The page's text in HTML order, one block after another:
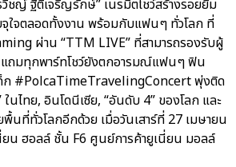
ชญ์ ฐิติเจริญรักษ์” เนรมิตโชว์สร้างรอยยิ้ม
ใจตลอดทั้งงาน พร้อมกับแฟนๆ ทั่วโลก ที่
ผ่าน “TTM LIVE” ที่สามารถรองรับผู้
ถมทุกพาร์ทโชว์ยังตกอารมณ์แฟนๆ ฟิน
ก #PolcaTimeTravelingConcert พุ่งติด
นไทย, อินโดนีเซีย, “อันดับ 4” ของโลก และ
นที่ทั่วโลกอีกด้วย เมื่อวันเสาร์ที่ 27 เมษายน
น ฮอลล์ ชั้น F6 ศูนย์การค้ายูเนี่ยน มอลล์